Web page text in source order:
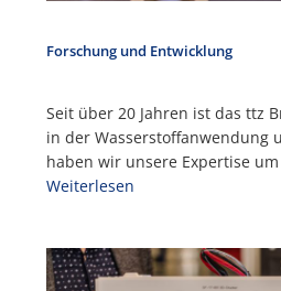
Forschung und Entwicklung
Seit über 20 Jahren ist das ttz
in der Wasserstoffanwendung
haben wir unsere Expertise
Weiterlesen